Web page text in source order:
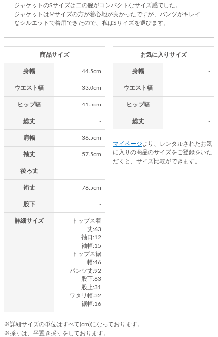
ジャケットのSサイズは二の腕がコンパクトなサイズ感でした。
ジャケットはMサイズの方が着心地が良かったですが、パンツがキレイ
なシルエットで着用できたので、私はSサイズを選びます。
商品サイズ
身幅 44.5cm
ウエスト幅 33.0cm
ヒップ幅 41.5cm
総丈 -
肩幅 36.5cm
袖丈 57.5cm
後ろ丈 -
裄丈 78.5cm
股下 -
詳細サイズ
トップス着
丈:63
袖口:12
袖幅:15
トップス裾
幅:46
パンツ丈:92
股下:63
股上:31
ワタリ幅:32
裾幅:16
お気に入りサイズ
身幅 -
ウエスト幅 -
ヒップ幅 -
総丈 -
マイページ より、レンタルされたお気
に入りの商品のサイズをご登録をいた
だくと、サイズ比較ができます。
※詳細サイズの単位はすべて(cm)になっております。
※採寸は、平置き採寸をしております。